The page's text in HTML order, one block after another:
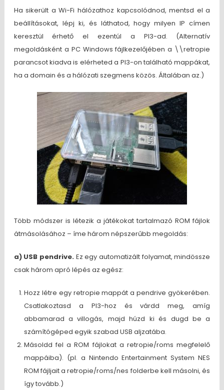
Ha sikerült a Wi-Fi hálózathoz kapcsolódnod, mentsd el a
beállításokat, lépj ki, és láthatod, hogy milyen IP címen
keresztül érhető el ezentúl a PI3-ad. (Alternatív
megoldásként a PC Windows fájlkezelőjében a \\retropie
parancsot kiadva is elérheted a PI3-on található mappákat,
ha a domain és a hálózati szegmens közös. Általában az.)
Több módszer is létezik a játékokat tartalmazó ROM fájlok
átmásolásához – íme három népszerűbb megoldás:
a) USB pendrive.Ez egy automatizált folyamat, mindössze
csak három apró lépés az egész:
Hozz létre egy retropie mappát a pendrive gyökerében.
Csatlakoztasd a PI3-hoz és várdd meg, amíg
abbamarad a villogás, majd húzd ki és dugd be a
számítógéped egyik szabad USB aljzatába.
Másoldd fel a ROM fájlokat a retropie/roms megfelelő
mappáiba). (pl. a Nintendo Entertainment System NES
ROM fájljait a retropie/roms/nes folderbe kell másolni, és
így tovább.)